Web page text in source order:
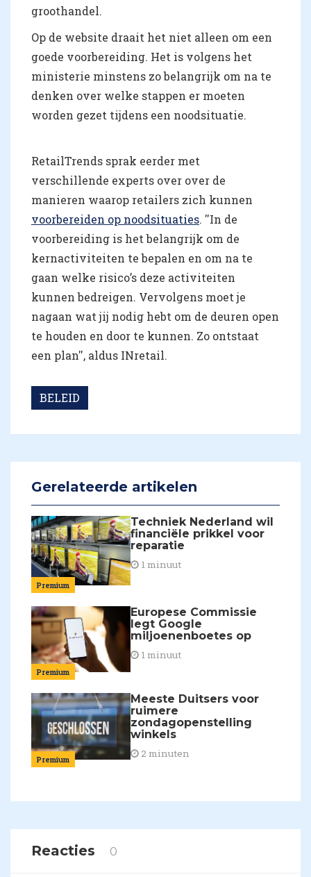
groothandel.
Op de website draait het niet alleen om een
goede voorbereiding. Het is volgens het
ministerie minstens zo belangrijk om na te
denken over welke stappen er moeten
worden gezet tijdens een noodsituatie.
RetailTrends sprak eerder met
verschillende experts over over de
manieren waarop retailers zich kunnen
voorbereiden op noodsituaties. ''In de
voorbereiding is het belangrijk om de
kernactiviteiten te bepalen en om na te
gaan welke risico’s deze activiteiten
kunnen bedreigen. Vervolgens moet je
nagaan wat jij nodig hebt om de deuren open
te houden en door te kunnen. Zo ontstaat
een plan'', aldus INretail.
BELEID
Gerelateerde artikelen
Premium
Techniek Nederland wil
financiële prikkel voor
reparatie
1 minuut
Premium
Europese Commissie
legt Google
miljoenenboetes op
1 minuut
Premium
Meeste Duitsers voor
ruimere
zondagopenstelling
winkels
2 minuten
Reacties 0